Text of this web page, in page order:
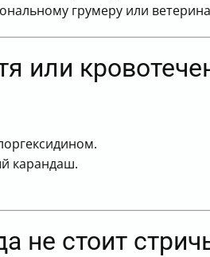
грумеру или
или
карандаш.
не стоит